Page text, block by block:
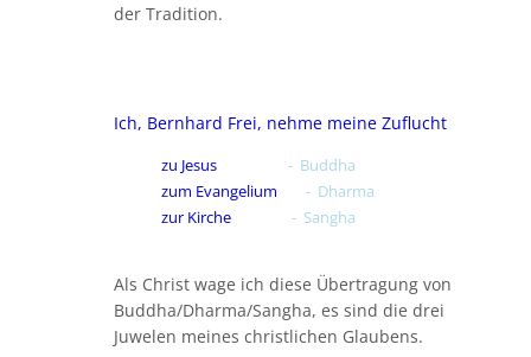
der Tradition.
Ich, Bernhard Frei, nehme meine Zuflucht
zu Jesus
- Buddha
zum Evangelium- Dharma
zur Kirche
- Sangha
Als Christ wage ich diese Übertragung von
Buddha/Dharma/Sangha, es sind die drei
Juwelen meines christlichen Glaubens.